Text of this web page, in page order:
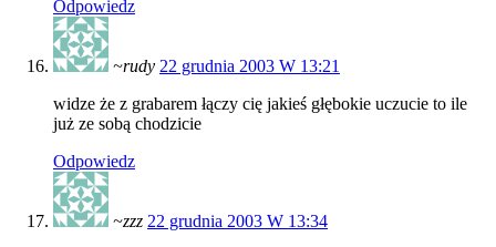
Odpowiedz
~rudy 22 grudnia 2003 W 13:21
widze że z grabarem łączy cię jakieś głębokie uczucie to ile
już ze sobą chodzicie
Odpowiedz
~zzz 22 grudnia 2003 W 13:34